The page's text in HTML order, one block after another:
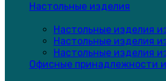
Настольные изделия
Настольные изделия
Настольные изделия
Настольные изделия
Офисные принадлежности